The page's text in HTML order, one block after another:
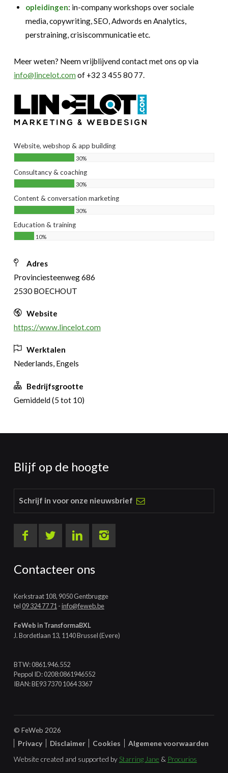
opleidingen: in-company workshops over sociale
media, copywriting, SEO, Adwords en Analytics,
perstraining, crisiscommunicatie etc.
Meer weten? Neem vrijblijvend contact met ons op via
info@lincelot.comof +32 3 455 80 77.
Website, webshop & app building
30%
Consultancy & coaching
30%
Content & conversation marketing
30%
Education & training
10%
Adres
Provinciesteenweg 686
2530 BOECHOUT
Website
https://www.lincelot.com
Werktalen
Nederlands, Engels
Bedrijfsgrootte
Gemiddeld (5 tot 10)
Blijf op de hoogte
Schrijf in voor onze nieuwsbrief
Contacteer ons
Kerkstraat 108, 9050 Gentbrugge
tel09 324 77 71 -info@feweb.be
FeWeb in TransformaBXL
J. Bordetlaan 13, 1140 Brussel (Evere)
BTW: 0861.946.552
Peppol ID: 0208:0861946552
IBAN: BE93 7370 1064 3367
© FeWeb 2026
Privacy
Disclaimer Cookies
Algemene voorwaarden
Website created and supported by Starring Jane & Procurios